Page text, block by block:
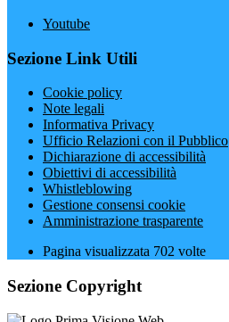
Youtube
Sezione Link Utili
Cookie policy
Note legali
Informativa Privacy
Ufficio Relazioni con il Pubblico
Dichiarazione di accessibilità
Obiettivi di accessibilità
Whistleblowing
Gestione consensi cookie
Amministrazione trasparente
Pagina visualizzata 702 volte
Sezione Copyright